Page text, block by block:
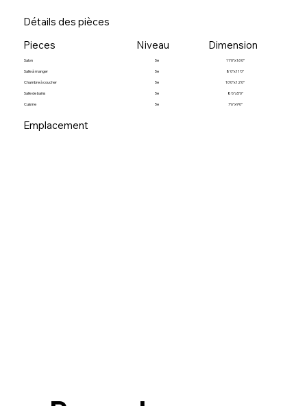
Détails des pièces
Pieces
Salon
Salle à manger
Chambre à coucher
Salle de bains
Cuisine
Niveau
5e
5e
5e
5e
5e
Dimension
11’0”x16’0”
8’0”x11’0”
10’0”x12’0”
8’6”x5’0”
7’6”x9’0”
Emplacement